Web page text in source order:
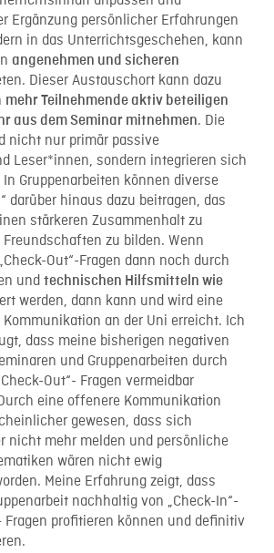
Ergänzung persönlicher Erfahrungen
in das Unterrichtsgeschehen, kann
angenehmen und sicheren
Dieser Austauschort kann dazu
mehr Teilnehmende aktiv beteiligen
aus dem Seminar mitnehmen. Die
nicht nur primär passive
Leser*innen, sondern integrieren sich
Gruppenarbeiten können diverse
darüber hinaus dazu beitragen, das
stärkeren Zusammenhalt zu
zu bilden. Wenn
Out“-Fragen dann noch durch
und technischen Hilfsmitteln wie
werden, dann kann und wird eine
an der Uni erreicht. Ich
dass meine bisherigen negativen
und Gruppenarbeiten durch
Out“- Fragen vermeidbar
eine offenere Kommunikation
gewesen, dass sich
nicht mehr melden und persönliche
wären nicht ewig
Meine Erfahrung zeigt, dass
nachhaltig von „Check-In“-
Fragen profitieren können und definitiv